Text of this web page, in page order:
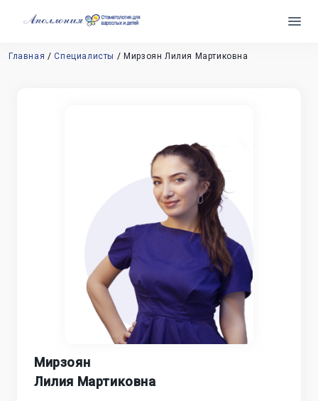
Главная Специалисты Мирзоян Лилия Мартиковна
Мирзоян
Лилия Мартиковна